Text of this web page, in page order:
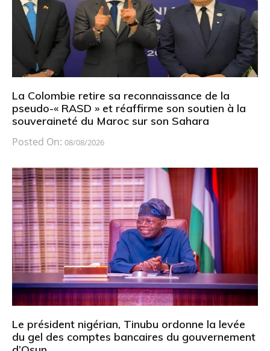
La Colombie retire sa reconnaissance de la
pseudo-« RASD » et réaffirme son soutien à la
souveraineté du Maroc sur son Sahara
Posted On: 08/08/2026
Le président nigérian, Tinubu ordonne la levée
du gel des comptes bancaires du gouvernement